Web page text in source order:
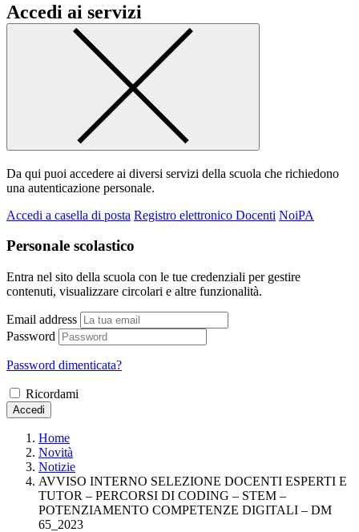
Accedi ai servizi
Da qui puoi accedere ai diversi servizi della scuola che richiedono
una autenticazione personale.
Accedi a casella di posta Registro elettronico Docenti NoiPA
Personale scolastico
Entra nel sito della scuola con le tue credenziali per gestire
contenuti, visualizzare circolari e altre funzionalità.
Email address
Password
Password dimenticata?
Ricordami
Accedi
Home
Novità
Notizie
AVVISO INTERNO SELEZIONE DOCENTI ESPERTI E
TUTOR – PERCORSI DI CODING – STEM –
POTENZIAMENTO COMPETENZE DIGITALI – DM
65_2023